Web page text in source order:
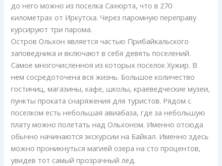
до него можно из поселка Сахюрта, что в 270
километрах от Иркутска. Через паромную переправу
курсируют три парома.
Остров Ольхон является частью Прибайкальского
заповедника и включают в себя девять поселений.
Самое многочисленноя из которых поселок Хужир. В
нем сосредоточена вся жизнь. Большое количество
гостиниц, магазины, кафе, школы, краеведческие музеи,
пункты проката снаряжения для туристов. Рядом с
поселком есть небольшая авиабаза, где за небольшую
плату можно полетать над Ольхоном. Именно отсюда
обычно начинаются экскурсии на Байкал. Именно здесь
можно проникнуться магией озера на сто процентов,
увидев тот самый прозрачный лед.